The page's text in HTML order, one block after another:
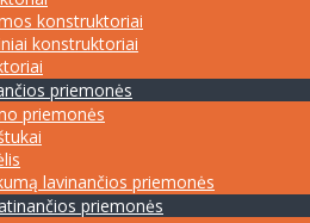
konstruktoriai
konstruktoriai
priemonės
priemonės
lavinančios priemonės
priemonės